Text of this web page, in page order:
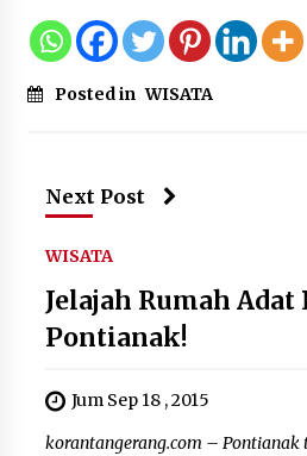
Posted in WISATA
Next Post
WISATA
Jelajah Rumah Adat
Pontianak!
Jum Sep 18 , 2015
korantangerang.com – Pontianak